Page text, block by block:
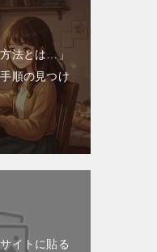
法とは…」
順の見つけ
イトに貼る